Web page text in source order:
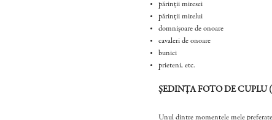
părinții miresei
părinții mirelui
domnișoare de onoare
cavaleri de onoare
bunici
prieteni, etc.
ȘEDINȚA FOTO DE CUPLU
Unul dintre momentele mele